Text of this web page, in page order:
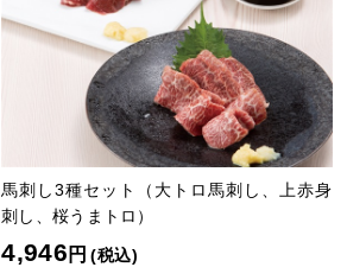
馬刺し3種セット（大トロ馬刺し、上赤身
刺し、桜うまトロ）
4,946 円 (税込)